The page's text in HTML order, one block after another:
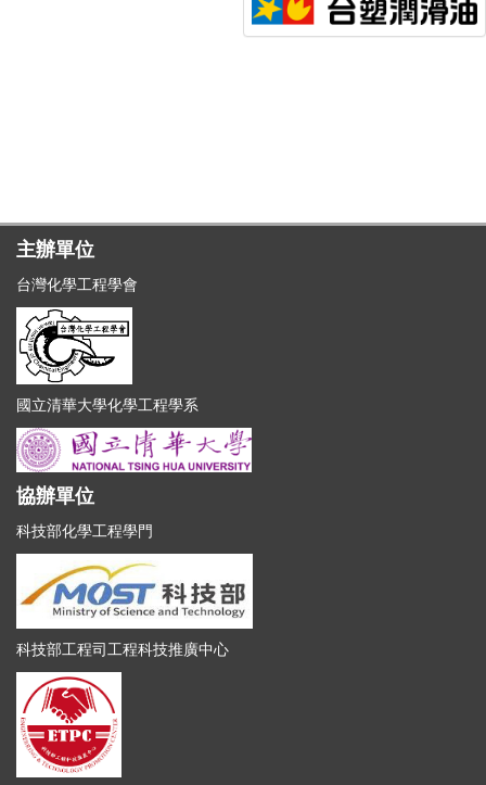
主辦單位
台灣化學工程學會
國立清華大學化學工程學系
協辦單位
科技部化學工程學門
科技部工程司工程科技推廣中心